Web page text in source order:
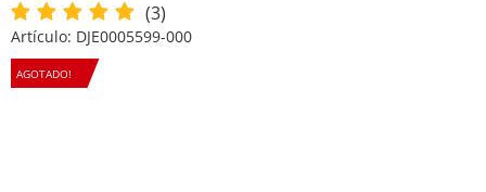
(3)
Artículo: DJE0005599-000
AGOTADO!